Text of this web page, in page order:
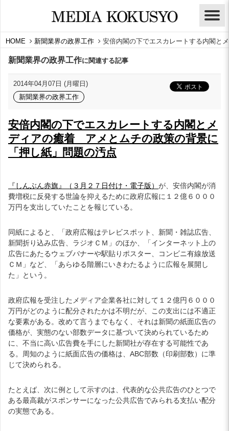
HOME 新聞業界の政界工作 安倍内閣の下でエスカレートする内閣と
新聞業界の政界工作に関連する記事
2014年04月07日 (月曜日)
新聞業界の政界工作
安倍内閣の下でエスカレートする内閣とメ
ディアの癒着 アメとムチの政策の背景に
「押し紙」問題の汚点
『しんぶん赤旗』（３月２７日付け・電子版） が、安倍内閣が消
費増税に反発する世論を抑えるために政府広報に１２億６０００
万円を支出していたことを報じている。
同紙によると、「政府広報はテレビスポット、新聞・雑誌広告、
新聞折り込み広告、ラジオＣＭ」のほか、「インターネット上の
広告にあたるウェブバナーや駅貼りポスター、コンビニ有線放送
ＣＭ」など、「あらゆる階層にいきわたるように広報を展開し
た」という。
政府広報を受注したメディア企業各社に対して１２億円６０００
万円がどのように配分されたかは不明だが、この支出には不適正
な要素がある。改めて言うまでもなく、それは新聞の紙面広告の
価格が、実態のない部数データに基づいて決められているため
に、不当に高い広告費を手にした新聞社が存在する可能性であ
る。周知のように紙面広告の価格は、ABC部数（印刷部数）に準
じて決められる。
たとえば、次に例として示すのは、代表的な公共広告のひとつで
ある最高裁がスポンサーになった公共広告でみられる支払い配分
の実態である。